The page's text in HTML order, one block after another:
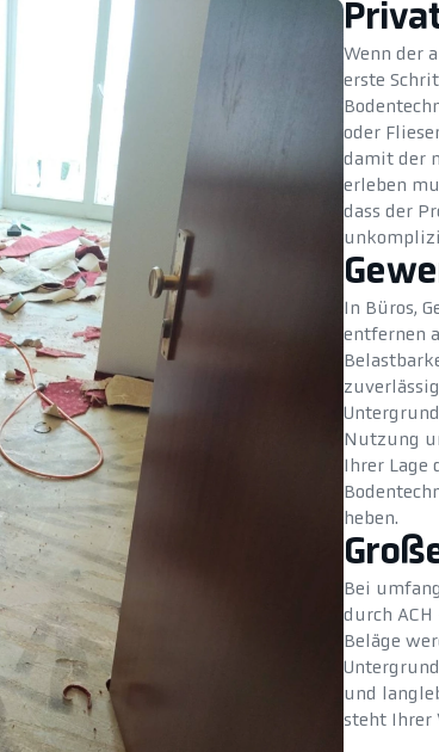
Wenn der
erste
oder
damit der
erleben
dass der
In Büros,
entfernen
Nutzung
Ihrer Lage
heben.
Bei
durch
Beläge
und
steht Ihrer